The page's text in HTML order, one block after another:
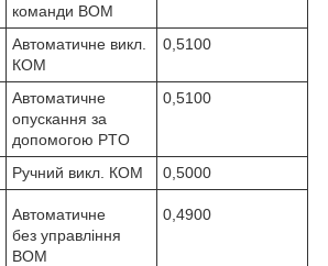
команди ВОМ
Автоматичне викл.
КОМ
0,5100
Автоматичне
опускання за
допомогою PTO
0,5100
Ручний викл. КОМ 0,5000
Автоматичне
без управління
ВОМ
0,4900